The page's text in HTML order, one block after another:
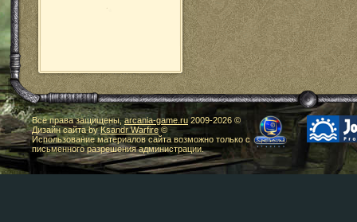
Все права защищены,arcania-game.ru2009-2026 ©
Дизайн сайта byKsandr Warfire©
Использование материалов сайта возможно только с
письменного разрешения администрации.